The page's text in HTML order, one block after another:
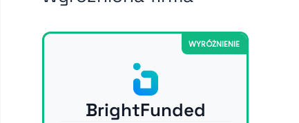
WYRÓŻNIENIE
BrightFunded